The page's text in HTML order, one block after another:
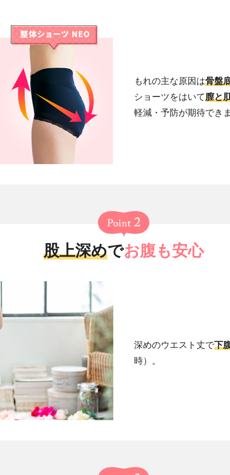
もれの主な原因は骨盤
ショーツをはいて膣と
軽減・予防が期待できま
股上深めでお腹も安心
深めのウエスト丈で下
時）。